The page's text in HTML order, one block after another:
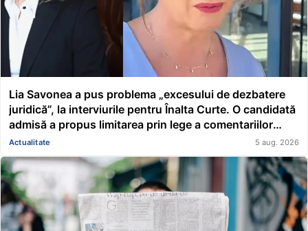
Lia Savonea a pus problema „excesului de dezbatere
juridică”, la interviurile pentru Înalta Curte. O candidată
admisă a propus limitarea prin lege a comentariilor
presei și societății civile în privința deciziilor instanțelor
Actualitate 5 aug. 2026